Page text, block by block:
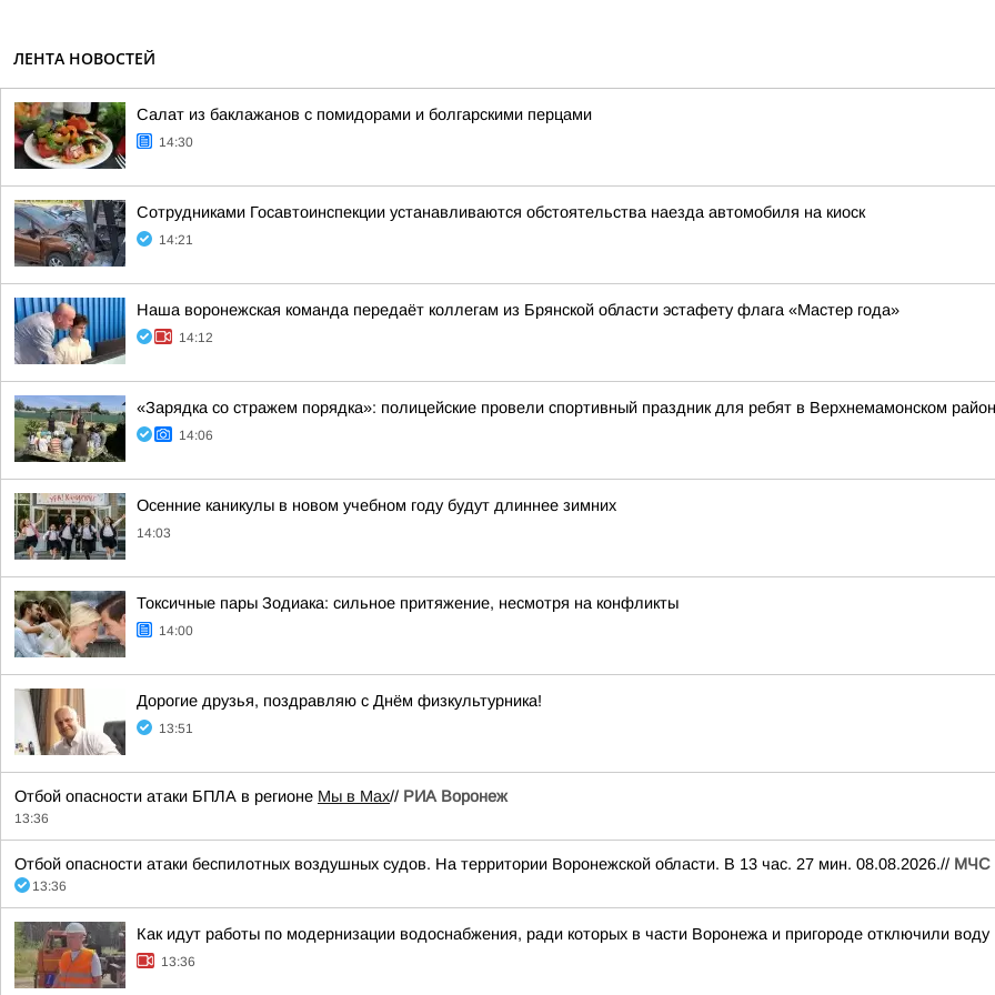
ЛЕНТА НОВОСТЕЙ
Салат из баклажанов с помидорами и болгарскими перцами
14:30
Сотрудниками Госавтоинспекции устанавливаются обстоятельства наезда автомобиля на киоск
14:21
Наша воронежская команда передаёт коллегам из Брянской области эстафету флага «Мастер года»
14:12
«Зарядка со стражем порядка»: полицейские провели спортивный праздник для ребят в Верхнемамонском
14:06
Осенние каникулы в новом учебном году будут длиннее зимних
14:03
Токсичные пары Зодиака: сильное притяжение, несмотря на конфликты
14:00
Дорогие друзья, поздравляю с Днём физкультурника!
13:51
Отбой опасности атаки БПЛА в регионе Мы в Мах// РИА Воронеж
13:36
Отбой опасности атаки беспилотных воздушных судов. На территории Воронежской области. В 13 час. 27 мин. 08.08.2026.// МЧС
13:36
Как идут работы по модернизации водоснабжения, ради которых в части Воронежа и пригороде отключили воду
13:36